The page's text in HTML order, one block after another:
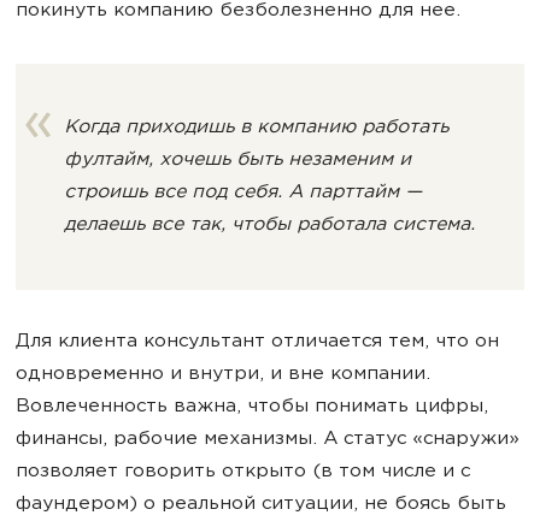
покинуть компанию безболезненно для нее.
Когда приходишь в компанию работать
фултайм, хочешь быть незаменим и
строишь все под себя. А парттайм —
делаешь все так, чтобы работала система.
Для клиента консультант отличается тем, что он
одновременно и внутри, и вне компании.
Вовлеченность важна, чтобы понимать цифры,
финансы, рабочие механизмы. А статус «снаружи»
позволяет говорить открыто (в том числе и с
фаундером) о реальной ситуации, не боясь быть